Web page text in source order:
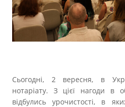
Сьогодні, 2 вересня, в
нотаріату. З цієї нагоди в
відбулись урочистості, в